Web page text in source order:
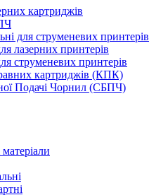
картриджів
для струменевих принтерів
лазерних принтерів
струменевих принтерів
картриджів (КПК)
Подачі Чорнил (СБПЧ)